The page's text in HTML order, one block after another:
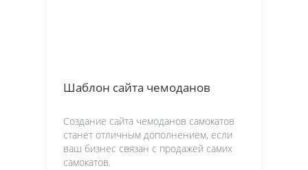
Шаблон сайта чемоданов
Создание сайта чемоданов самокатов
станет отличным дополнением, если
ваш бизнес связан с продажей самих
самокатов.